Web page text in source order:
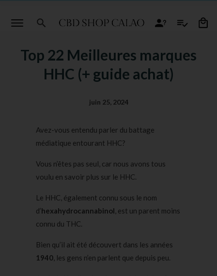
Top 22 Meilleures marques
HHC (+ guide achat)
juin 25, 2024
Avez-vous entendu parler du battage
médiatique entourant HHC?
Vous n’êtes pas seul, car nous avons tous
voulu en savoir plus sur le HHC.
Le HHC, également connu sous le nom
d’hexahydrocannabinol, est un parent moins
connu du THC.
Bien qu’il ait été découvert dans les années
1940, les gens n’en parlent que depuis peu.